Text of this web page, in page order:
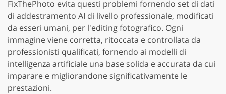
FixThePhoto evita questi problemi fornendo set di dati
di addestramento AI di livello professionale, modificati
da esseri umani, per l'editing fotografico. Ogni
immagine viene corretta, ritoccata e controllata da
professionisti qualificati, fornendo ai modelli di
intelligenza artificiale una base solida e accurata da cui
imparare e migliorandone significativamente le
prestazioni.